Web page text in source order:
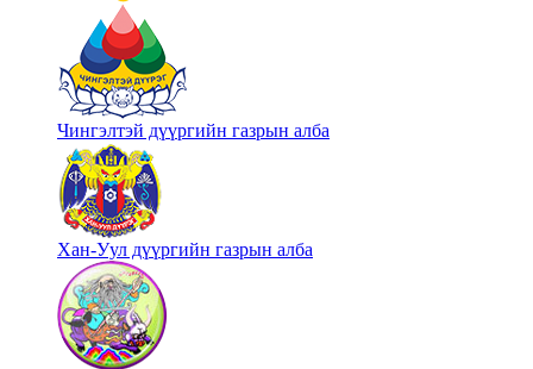
Чингэлтэй дүүргийн газрын алба
Хан-Уул дүүргийн газрын алба